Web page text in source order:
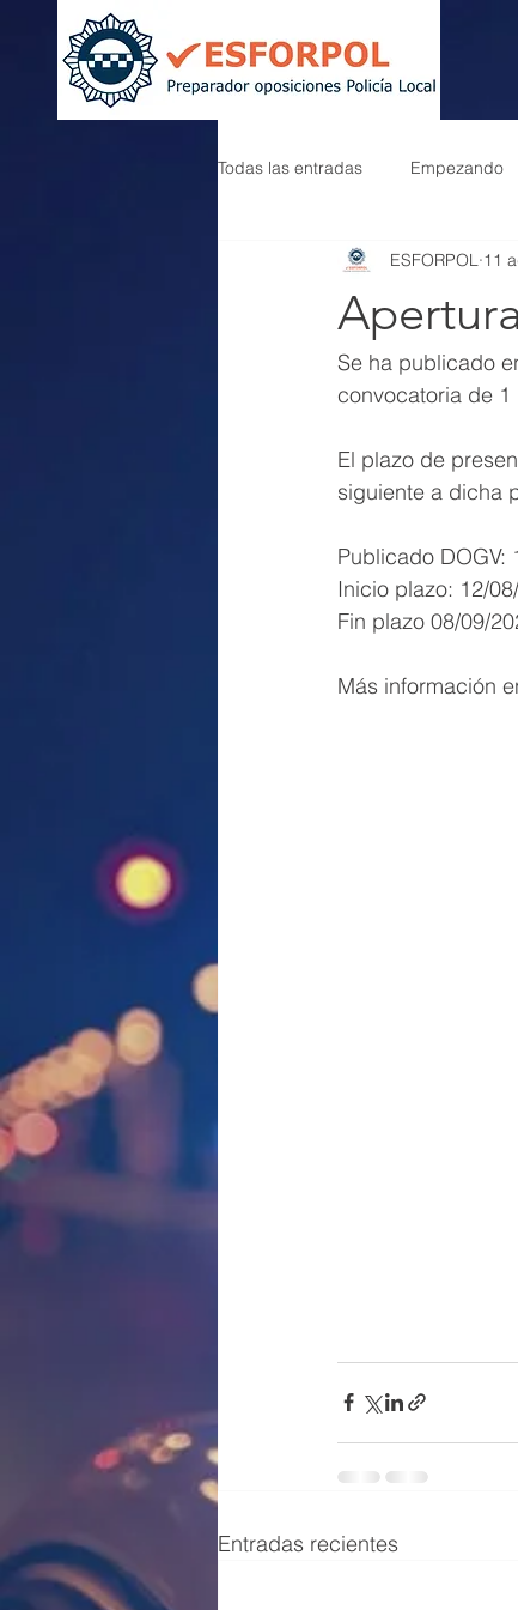
Todas las entradas Empezando
ESFORPOL 11
Se ha publicado
convocatoria de
El plazo de
siguiente a dicha
Publicado DOGV:
Inicio plazo: 12/
Fin plazo 08/09/
Más información
Entradas recientes